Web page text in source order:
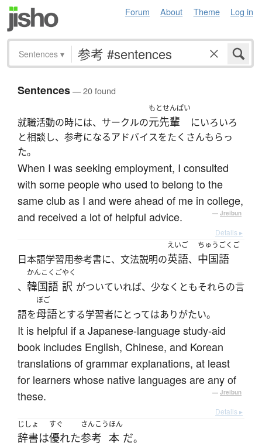
Forum About Theme Log in
Sentences ▾
Sentences— 20 found
就職活動の時には、サークルの
もとせんぱい
元先輩
にいろいろ
と相談し、参考になるアドバイスをたくさんもらっ
た。
When I was seeking employment, I consulted
with some people who used to belong to the
same club as I and were ahead of me in college,
and received a lot of helpful advice.
— Jreibun
Details ▸
日本語学習用参考書に、文法説明の
えいご
英語、
ちゅうごくご
中国語
、
かんこくご
韓国語
やく
訳 がついていれば、少なくともそれらの言
語を
ぼご
母語とする学習者にとってはありがたい。
It is helpful if a Japanese-language study-aid
book includes English, Chinese, and Korean
translations of grammar explanations, at least
for learners whose native languages are any of
these.
— Jreibun
Details ▸
じしょ
辞書は
すぐ
優れた
さんこう
参考
ほん
本 だ。